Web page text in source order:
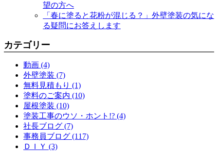
望の方へ
「春に塗ると花粉が混じる？」外壁塗装の気にな
る疑問にお答えします
カテゴリー
動画 (4)
外壁塗装 (7)
無料見積もり (1)
塗料のご案内 (10)
屋根塗装 (10)
塗装工事のウソ・ホント!? (4)
社長ブログ (7)
事務員ブログ (117)
ＤＩＹ (3)